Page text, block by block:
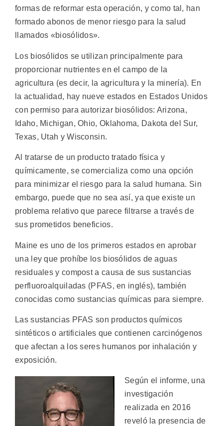
formas de reformar esta operación, y como tal, han
formado abonos de menor riesgo para la salud
llamados «biosólidos».
Los biosólidos se utilizan principalmente para
proporcionar nutrientes en el campo de la
agricultura (es decir, la agricultura y la minería). En
la actualidad, hay nueve estados en Estados Unidos
con permiso para autorizar biosólidos: Arizona,
Idaho, Michigan, Ohio, Oklahoma, Dakota del Sur,
Texas, Utah y Wisconsin.
Al tratarse de un producto tratado física y
químicamente, se comercializa como una opción
para minimizar el riesgo para la salud humana. Sin
embargo, puede que no sea así, ya que existe un
problema relativo que parece filtrarse a través de
sus prometidos beneficios.
Maine es uno de los primeros estados en aprobar
una ley que prohíbe los biosólidos de aguas
residuales y compost a causa de sus sustancias
perfluoroalquiladas (PFAS, en inglés), también
conocidas como sustancias químicas para siempre.
Las sustancias PFAS son productos químicos
sintéticos o artificiales que contienen carcinógenos
que afectan a los seres humanos por inhalación y
exposición.
Según el informe, una
investigación
realizada en 2016
reveló la presencia de